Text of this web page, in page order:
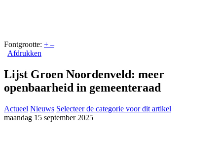
Fontgrootte: + –
Afdrukken
Lijst Groen Noordenveld: meer
openbaarheid in gemeenteraad
Actueel Nieuws Selecteer de categorie voor dit artikel
maandag 15 september 2025